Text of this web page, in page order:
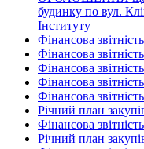
будинку по вул.
Інституту
Фінансова
Фінансова
Фінансова
Фінансова
Фінансова
Річний план
Фінансова
Річний план